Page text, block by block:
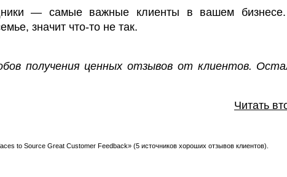
— самые важные клиенты в вашем
значит что-то не так.
получения ценных отзывов от клиентов.
Читать
to Source Great Customer Feedback» (5 источников хороших отзывов клиентов).